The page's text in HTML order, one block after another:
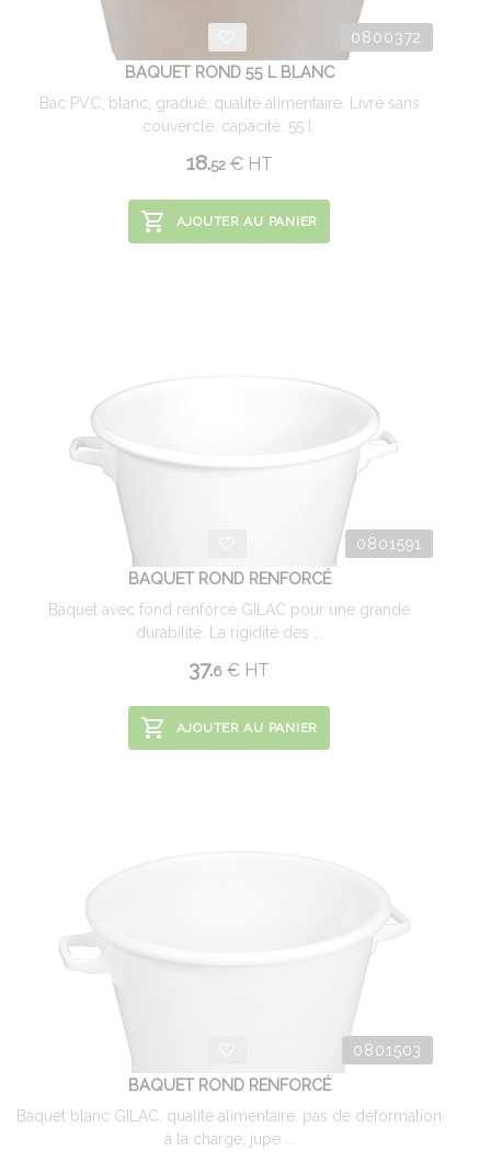
0800372
BAQUET ROND 55 L BLANC
Bac PVC, blanc, gradué, qualité alimentaire. Livré sans
couvercle. capacité: 55 l.
18.52 €HT
AJOUTER AU PANIER
0801591
BAQUET ROND RENFORCÉ
Baquet avec fond renforcé GILAC pour une grande
durabilité. La rigidité des ...
37.6 € HT
AJOUTER AU PANIER
0801503
BAQUET ROND RENFORCÉ
Baquet blanc GILAC, qualité alimentaire, pas de déformation
à la charge, jupe ...